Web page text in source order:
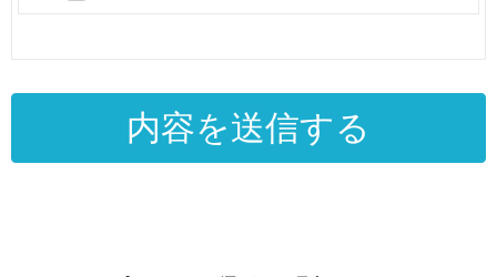
3.個人情報の利用目的
・当社会員サービスの申し込み受付と登録のため（ご本人
への連絡を含む）
・当社サービスの実施・運営のため